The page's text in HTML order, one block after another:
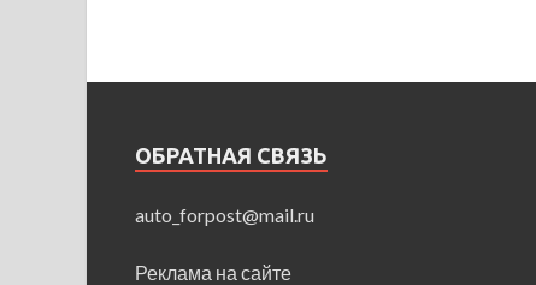
ОБРАТНАЯ СВЯЗЬ
auto_forpost@mail.ru
Реклама на сайте